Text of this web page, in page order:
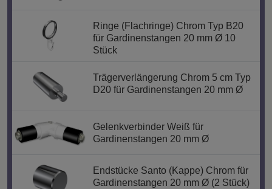
Ringe (Flachringe) Chrom Typ B20
für Gardinenstangen 20 mm Ø 10
Stück
Trägerverlängerung Chrom 5 cm Typ
D20 für Gardinenstangen 20 mm Ø
Gelenkverbinder Weiß für
Gardinenstangen 20 mm Ø
Endstücke Santo (Kappe) Chrom für
Gardinenstangen 20 mm Ø (2 Stück)